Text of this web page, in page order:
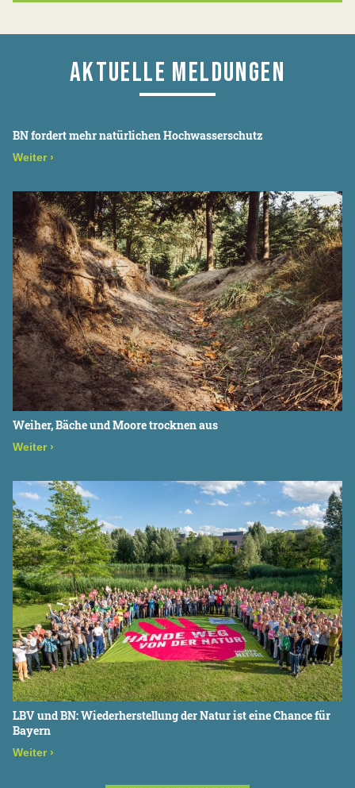
AKTUELLE MELDUNGEN
BN fordert mehr natürlichen Hochwasserschutz
Weiter ›
Weiher, Bäche und Moore trocknen aus
Weiter ›
LBV und BN: Wiederherstellung der Natur ist eine Chance für
Bayern
Weiter ›